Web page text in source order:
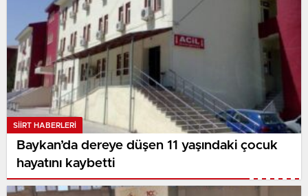
SIIRT HABERLERI
Baykan’da dereye düşen 11 yaşındaki çocuk
hayatını kaybetti